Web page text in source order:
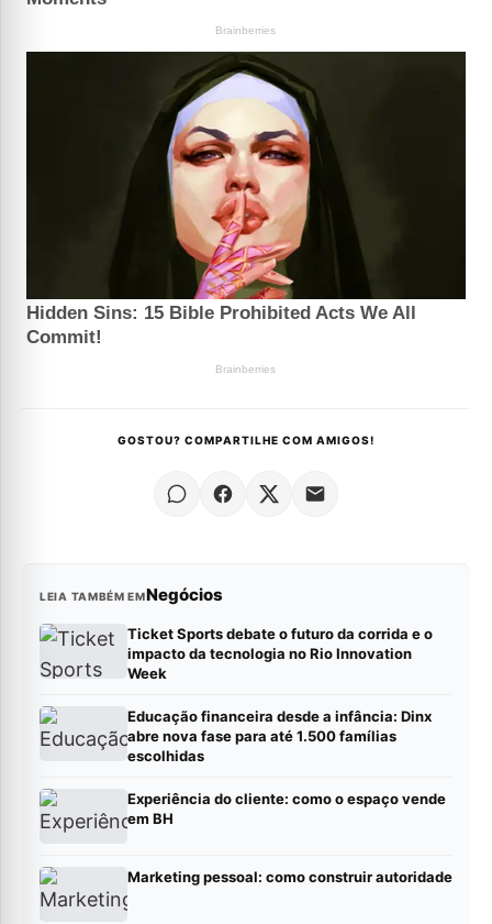
GOSTOU? COMPARTILHE COM AMIGOS!
LEIA TAMBÉM EMNegócios
Ticket Sports debate o futuro da corrida e o
impacto da tecnologia no Rio Innovation
Week
Educação financeira desde a infância: Dinx
abre nova fase para até 1.500 famílias
escolhidas
Experiência do cliente: como o espaço vende
em BH
Marketing pessoal: como construir autoridade